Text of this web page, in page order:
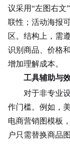
议采用“左图右文
联性；活动海报
区。结构上，需
识别商品、价格
增加理解成本。
工具辅助与
对于非专业
作门槛。例如，
电商营销图模板
户只需替换商品